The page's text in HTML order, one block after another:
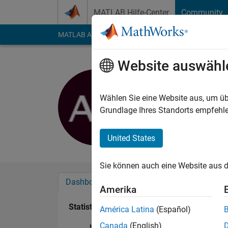
MATLAB Hilfe-Center Community
MATLAB Answers File Exchange Cody
Last seen: mehr als
Followers:0
Dashboard
Statistik
Website
Wählen Sie eine Website aus, um
Grundlage Ihres Standorts
United States
Sie können auch eine Website aus
Amerika
América Latina (Español)
Canada (English)